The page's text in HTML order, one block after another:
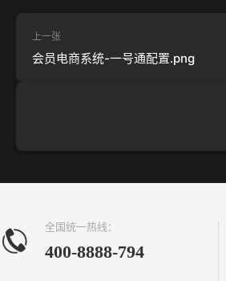
上一张
会员电商系统-一号通配置.png
全国统一热线：
400-8888-794